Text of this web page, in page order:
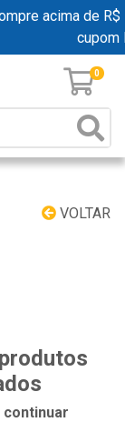
acima de
cupom
0
VOLTAR